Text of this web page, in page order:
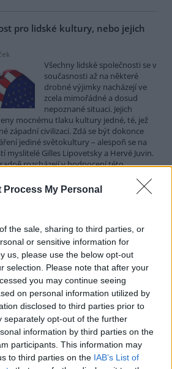
Process My Personal
the sale, sharing to third parties, or
or sensitive information for
us, please use the below opt-out
selection. Please note that after your
you may continue seeing
on personal information utilized by
disclosed to third parties prior to
separately opt-out of the further
information by third parties on the
participants. This information may
to third parties on the IAB’s List of
pro lidské kultury, nebo jejich
Všechny lidské společnosti se v
současnosti až na některé
drobné výjimky nacházejí ve
zcela mimořádné a dosud
nepoznané situaci. Jejich
mocnému tlaku kultury jedné, té, jež
západní civilizaci. Zdá se být dokonce
jediné světokultury – alespoň se na
myslitelé Gilles Lipovetsky a Hervé Juvin.
rozcházejí v hodnocení této
Západ.
všedního dne
| Miroslav Červenka
ploval v řídké rumělce
vály vzdorujíce tíži,
jsem národního umělce,
zdráv, Mirku“ na refýži.